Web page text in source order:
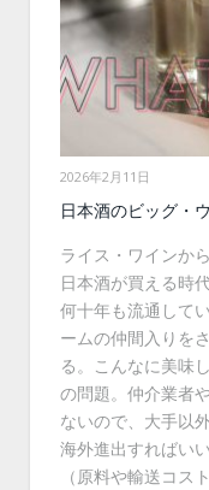
2026年2月11日
日本酒のビッグ・
ライス・ワインか
日本酒が買える時
何十年も流通して
ームの仲間入りを
る。こんなに美味
の問題。仲介業者
ないので、大手以
海外進出すればい
（原料や輸送コス